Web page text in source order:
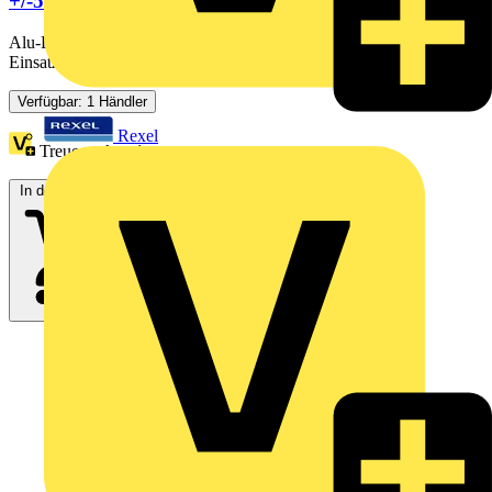
Rexel
Alu-Draht nach DIN EN 62561-2 (VDE 0185-561-2), für den
Einsatz bei Blitzschutzanlagen als Ableitung. Ausführung mit...
Verfügbar: 1 Händler
Treuepunkte:1
In den Warenkorb